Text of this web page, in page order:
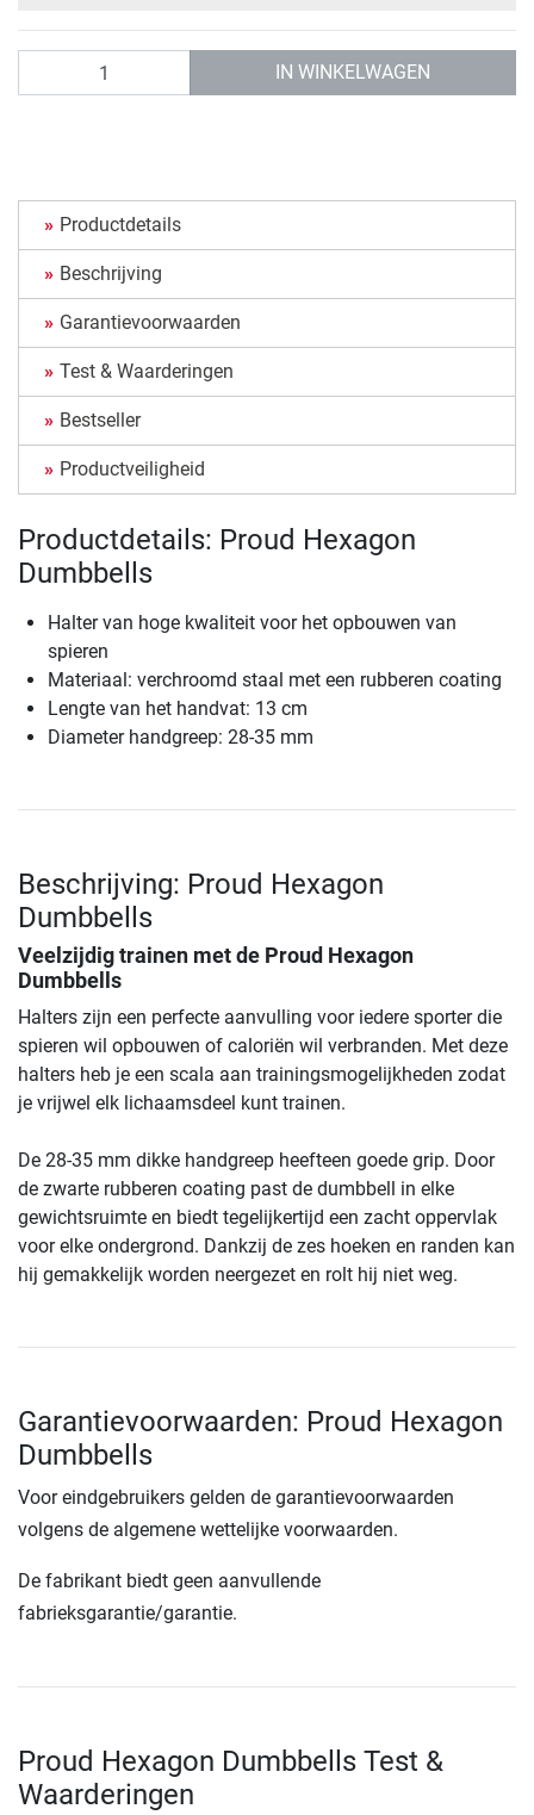
IN WINKELWAGEN
Productdetails
Beschrijving
Garantievoorwaarden
Test & Waarderingen
Bestseller
Productveiligheid
Productdetails: Proud Hexagon
Dumbbells
Halter van hoge kwaliteit voor het opbouwen van
spieren
Materiaal: verchroomd staal met een rubberen coating
Lengte van het handvat: 13 cm
Diameter handgreep: 28-35 mm
Beschrijving: Proud Hexagon
Dumbbells
Veelzijdig trainen met de Proud Hexagon
Dumbbells
Halters zijn een perfecte aanvulling voor iedere sporter die
spieren wil opbouwen of caloriën wil verbranden. Met deze
halters heb je een scala aan trainingsmogelijkheden zodat
je vrijwel elk lichaamsdeel kunt trainen.
De 28-35 mm dikke handgreep heefteen goede grip. Door
de zwarte rubberen coating past de dumbbell in elke
gewichtsruimte en biedt tegelijkertijd een zacht oppervlak
voor elke ondergrond. Dankzij de zes hoeken en randen kan
hij gemakkelijk worden neergezet en rolt hij niet weg.
Garantievoorwaarden: Proud Hexagon
Dumbbells
Voor eindgebruikers gelden de garantievoorwaarden
volgens de algemene wettelijke voorwaarden.
De fabrikant biedt geen aanvullende
fabrieksgarantie/garantie.
Proud Hexagon Dumbbells Test &
Waarderingen